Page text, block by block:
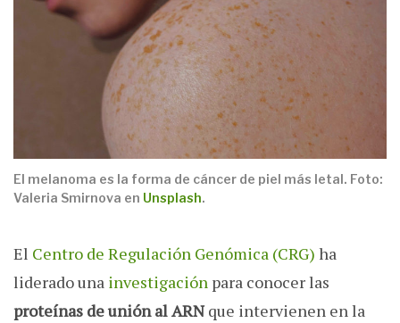
El melanoma es la forma de cáncer de piel más letal. Foto:
Valeria Smirnova en Unsplash.
El Centro de Regulación Genómica (CRG) ha
liderado una investigación para conocer las
proteínas de unión al ARNque intervienen en la